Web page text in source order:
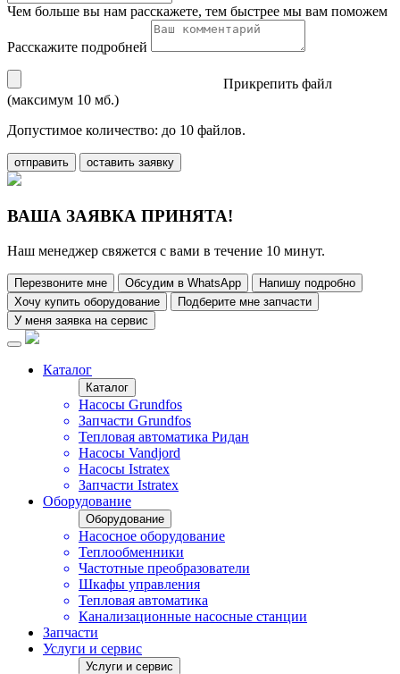
Чем больше вы нам расскажете, тем быстрее мы вам поможем
Расскажите подробней
Прикрепить файл
(максимум 10 мб.)
Допустимое количество: до 10 файлов.
отправить оставить заявку
ВАША ЗАЯВКА ПРИНЯТА!
Наш менеджер свяжется с вами в течение 10 минут.
Перезвоните мне Обсудим в WhatsApp
Напишу подробно
Хочу купить оборудование
Подберите мне запчасти
У меня заявка на сервис
Каталог
Каталог
Насосы Grundfos
Запчасти Grundfos
Тепловая автоматика Ридан
Насосы Vandjord
Насосы Istratex
Запчасти Istratex
Оборудование
Оборудование
Насосное оборудование
Теплообменники
Частотные преобразователи
Шкафы управления
Тепловая автоматика
Канализационные насосные станции
Запчасти
Услуги и сервис
Услуги и сервис